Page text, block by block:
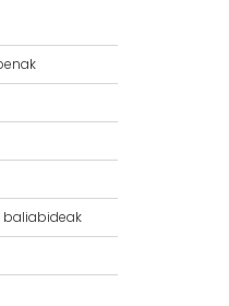
baliabideak